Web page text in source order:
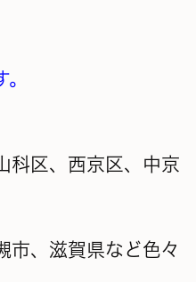
科区、西京区、中京
市、滋賀県など色々